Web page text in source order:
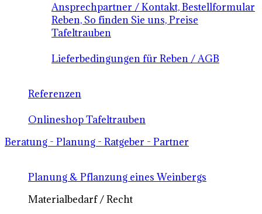
Ansprechpartner / Kontakt, Bestellformular
Reben, So finden Sie uns, Preise
Tafeltrauben
Lieferbedingungen für Reben / AGB
Referenzen
Onlineshop Tafeltrauben
Beratung - Planung - Ratgeber - Partner
Planung & Pflanzung eines Weinbergs
Materialbedarf / Recht